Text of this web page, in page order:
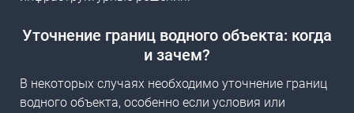
Уточнение границ водного объекта: когда
и зачем?
В некоторых случаях необходимо уточнение границ
водного объекта, особенно если условия или